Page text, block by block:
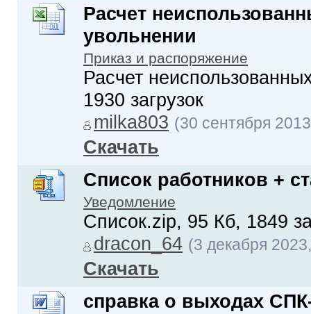
Расчет
увольнении
Приказ и распоряжение
Расчет
1930 загрузок
milka803 (30 сентября
Скачать
Список работников +
Уведомление
Список.zip, 95 Кб, 1849
dracon_64 (3 декабря
Скачать
справка о выходах